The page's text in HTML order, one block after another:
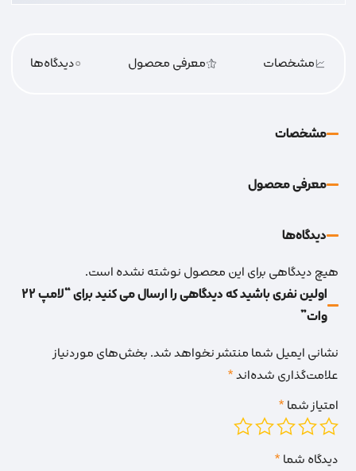
مشخصات معرفی محصول 0دیدگاه‌‌ها
مشخصات
معرفی محصول
دیدگاه‌‌ها
هیچ دیدگاهی برای این محصول نوشته نشده است.
اولین نفری باشید که دیدگاهی را ارسال می کنید برای “لامپ 22
وات”
نشانی ایمیل شما منتشر نخواهد شد.بخش‌های موردنیاز
علامت‌گذاری شده‌اند*
امتیاز شما*
دیدگاه شما*